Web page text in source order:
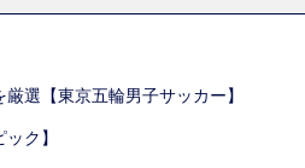
選【東京五輪男子サッカー】
ク】